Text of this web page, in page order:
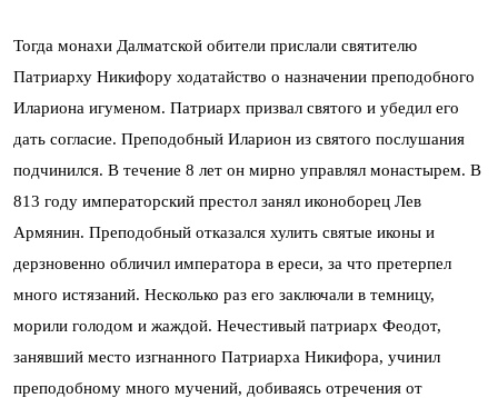
Тогда монахи Далматской обители прислали святителю
Патриарху Никифору ходатайство о назначении преподобного
Илариона игуменом. Патриарх призвал святого и убедил его
дать согласие. Преподобный Иларион из святого послушания
подчинился. В течение 8 лет он мирно управлял монастырем. В
813 году императорский престол занял иконоборец Лев
Армянин. Преподобный отказался хулить святые иконы и
дерзновенно обличил императора в ереси, за что претерпел
много истязаний. Несколько раз его заключали в темницу,
морили голодом и жаждой. Нечестивый патриарх Феодот,
занявший место изгнанного Патриарха Никифора, учинил
преподобному много мучений, добиваясь отречения от